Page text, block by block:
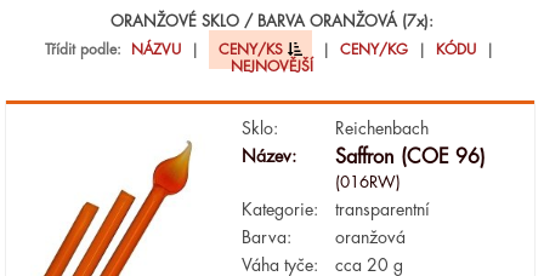
ORANŽOVÉ SKLO / BARVA ORANŽOVÁ (7x):
Třídit podle:
NÁZVU CENY/KS CENY/KG KÓDU
NEJNOVĚJŠÍ
Sklo:
Reichenbach
Název:
Saffron (COE 96)
(016RW)
Kategorie:
transparentní
Barva:
oranžová
Váha tyče:
cca 20 g